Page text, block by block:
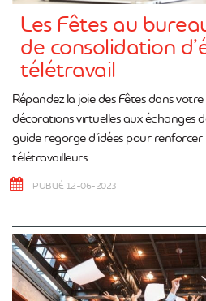
Les Fêtes au
de consolidation
télétravail
Répandez la joie des Fêtes dans
décorations virtuelles aux échanges
guide regorge d’idées pour renforcer
télétravailleurs.
PUBLIÉ 12-06-2023